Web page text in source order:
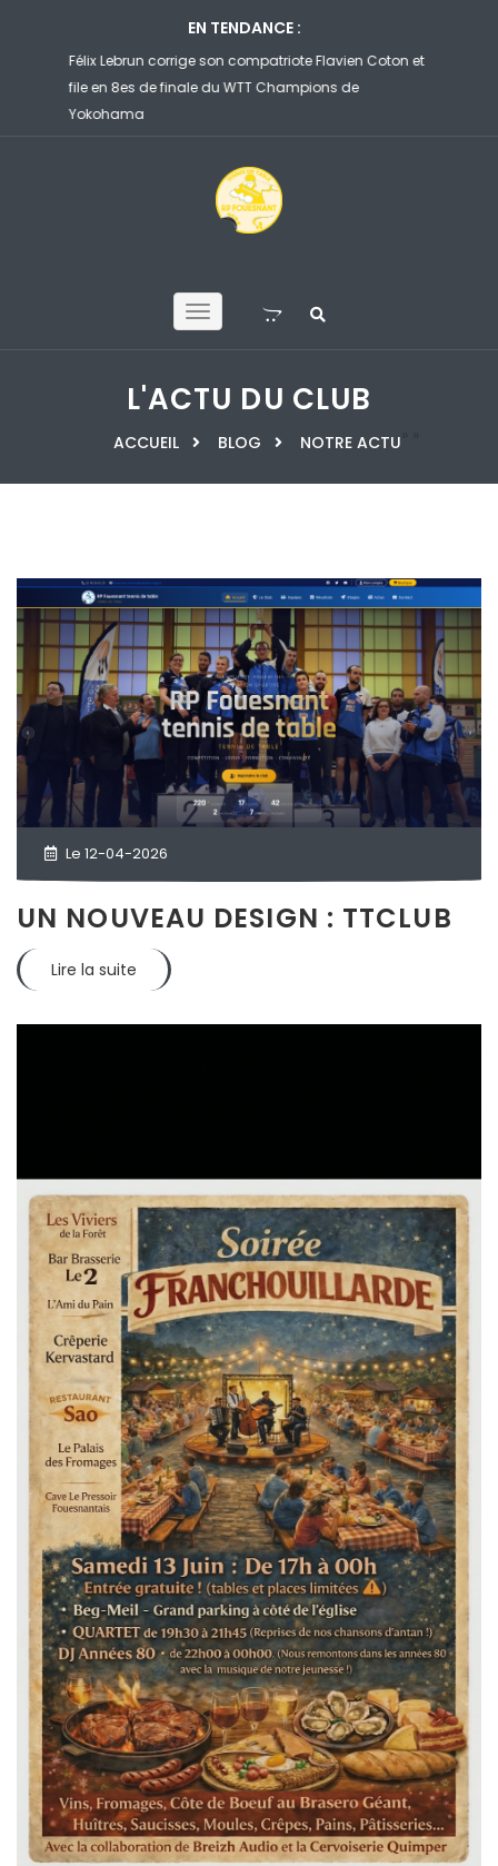
EN TENDANCE :
Félix Lebrun corrige son compatriote Flavien Coton et
file en 8es de finale du WTT Champions de
Yokohama
L'ACTU DU CLUB
ACCUEIL BLOG NOTRE ACTU
Le 12-04-2026
UN NOUVEAU DESIGN : TTCLUB
Lire la suite